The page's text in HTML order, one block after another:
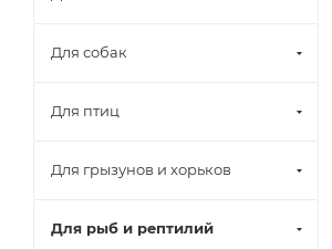
Для собак
Для птиц
Для грызунов и хорьков
Для рыб и рептилий